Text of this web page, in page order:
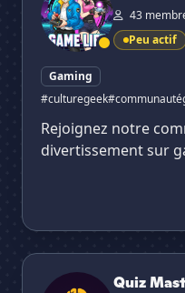
43
Peu actif
Gaming
#culturegeek
Rejoignez notre
divertissement sur
Quiz Master
Quiz